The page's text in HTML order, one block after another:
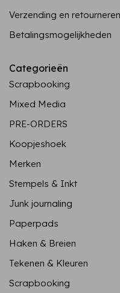
Verzending en retourneren
Betalingsmogelijkheden
Categorieën
Scrapbooking
Mixed Media
PRE-ORDERS
Koopjeshoek
Merken
Stempels & Inkt
Junk journaling
Paperpads
Haken & Breien
Tekenen & Kleuren
Scrapbooking